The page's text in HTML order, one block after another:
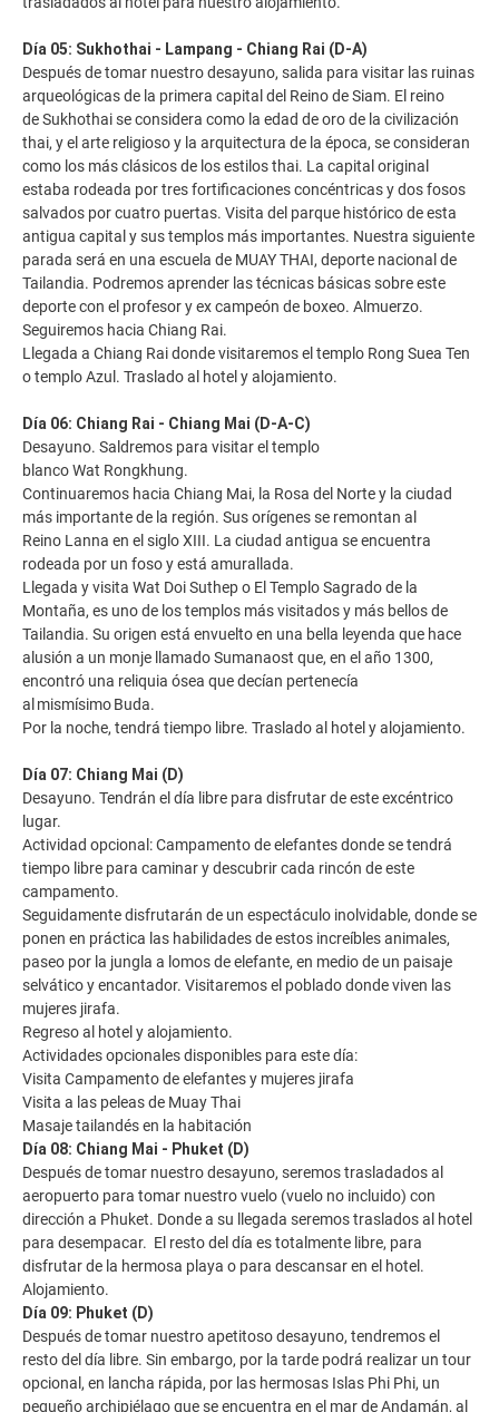
Día 05: Sukhothai - Lampang - Chiang Rai (D-A)
Después de tomar nuestro desayuno, salida para visitar las ruinas
arqueológicas de la primera capital del Reino de Siam. El reino
de Sukhothai se considera como la edad de oro de la civilización
thai, y el arte religioso y la arquitectura de la época, se consideran
como los más clásicos de los estilos thai. La capital original
estaba rodeada por tres fortificaciones concéntricas y dos fosos
salvados por cuatro puertas. Visita del parque histórico de esta
antigua capital y sus templos más importantes. Nuestra siguiente
parada será en una escuela de MUAY THAI, deporte nacional de
Tailandia. Podremos aprender las técnicas básicas sobre este
deporte con el profesor y ex campeón de boxeo. Almuerzo.
Seguiremos hacia Chiang Rai.
Llegada a Chiang Rai donde visitaremos el templo Rong Suea Ten
o templo Azul. Traslado al hotel y alojamiento.
Día 06: Chiang Rai - Chiang Mai (D-A-C)
Desayuno. Saldremos para visitar el templo
blanco Wat Rongkhung.
Continuaremos hacia Chiang Mai, la Rosa del Norte y la ciudad
más importante de la región. Sus orígenes se remontan al
Reino Lanna en el siglo XIII. La ciudad antigua se encuentra
rodeada por un foso y está amurallada.
Llegada y visita Wat Doi Suthep o El Templo Sagrado de la
Montaña, es uno de los templos más visitados y más bellos de
Tailandia. Su origen está envuelto en una bella leyenda que hace
alusión a un monje llamado Sumanaost que, en el año 1300,
encontró una reliquia ósea que decían pertenecía
al mismísimo Buda.
Por la noche, tendrá tiempo libre. Traslado al hotel y alojamiento.
Día 07: Chiang Mai (D)
Desayuno. Tendrán el día libre para disfrutar de este excéntrico
lugar.
Actividad opcional: Campamento de elefantes donde se tendrá
tiempo libre para caminar y descubrir cada rincón de este
campamento.
Seguidamente disfrutarán de un espectáculo inolvidable, donde se
ponen en práctica las habilidades de estos increíbles animales,
paseo por la jungla a lomos de elefante, en medio de un paisaje
selvático y encantador. Visitaremos el poblado donde viven las
mujeres jirafa.
Regreso al hotel y alojamiento.
Actividades opcionales disponibles para este día:
Visita Campamento de elefantes y mujeres jirafa
Visita a las peleas de Muay Thai
Masaje tailandés en la habitación
Día 08: Chiang Mai - Phuket (D)
Después de tomar nuestro desayuno, seremos trasladados al
aeropuerto para tomar nuestro vuelo (vuelo no incluido) con
dirección a Phuket. Donde a su llegada seremos traslados al hotel
para desempacar. El resto del día es totalmente libre, para
disfrutar de la hermosa playa o para descansar en el hotel.
Alojamiento.
Día 09: Phuket (D)
Después de tomar nuestro apetitoso desayuno, tendremos el
resto del día libre. Sin embargo, por la tarde podrá realizar un tour
opcional, en lancha rápida, por las hermosas Islas Phi Phi, un
pequeño archipiélago que se encuentra en el mar de Andamán, al